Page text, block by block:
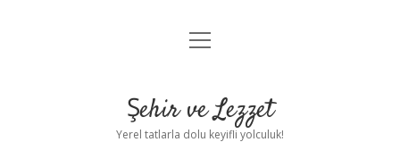
Anasayfa
Yasal Uyarı
menüyü
Şehir ve Lezzet
Yerel tatlarla dolu keyifli yolculuk!